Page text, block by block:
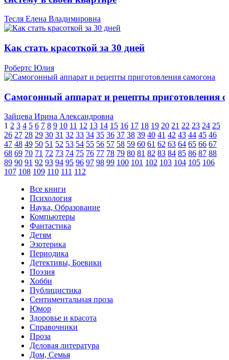
Тесля Елена Владимировна
Как стать красоткой за 30 дней
Робертс Юлия
Самогонный аппарат и рецепты приготовления
Зайцева Ирина Александровна
1 2 3 4 5 6 7 8 9 10 11 12 13 14 15 16 17 18 19 20 21 22 23 24 25
26 27 28 29 30 31 32 33 34 35 36 37 38 39 40 41 42 43 44 45 46
47 48 49 50 51 52 53 54 55 56 57 58 59 60 61 62 63 64 65 66 67
68 69 70 71 72 73 74 75 76 77 78 79 80 81 82 83 84 85 86 87 88
89 90 91 92 93 94 95 96 97 98 99 100 101 102 103 104 105 106
107 108 109 110 111 112
Все книги
Психология
Наука, Образование
Компьютеры
Фантастика
Детям
Эзотерика
Периодика
Детективы, Боевики
Поэзия
Хобби
Публицистика
Сентиментальная проза
Юмор
Здоровье и красота
Справочники
Проза
Деловая литература
Дом, Семья